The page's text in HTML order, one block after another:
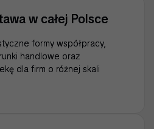
w całej Polsce
formy współpracy,
handlowe oraz
dla firm o różnej skali